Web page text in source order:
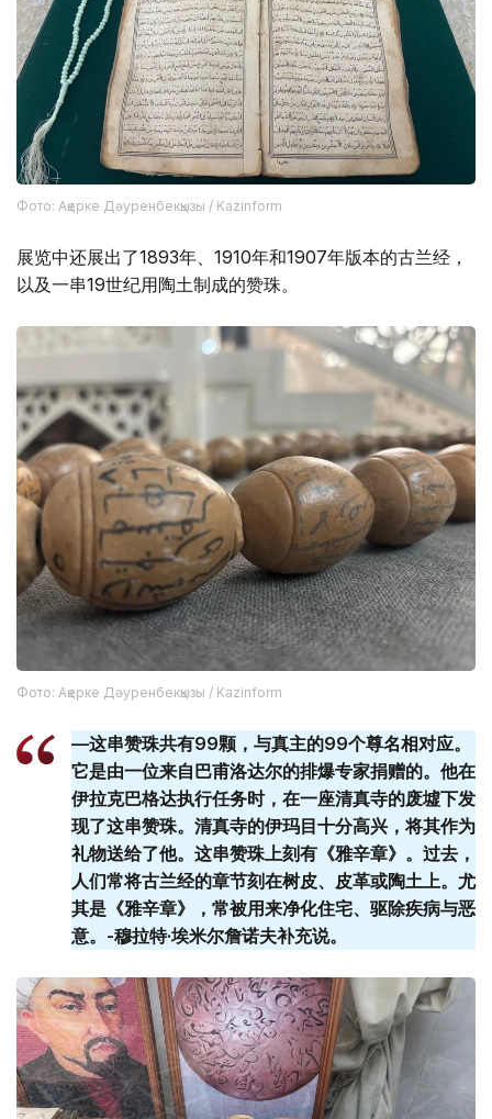
Фото: Ақерке Дәуренбекқызы / Kazinform
展览中还展出了1893年、1910年和1907年版本的古兰经，
以及一串19世纪用陶土制成的赞珠。
Фото: Ақерке Дәуренбекқызы / Kazinform
—这串赞珠共有99颗，与真主的99个尊名相对应。
它是由一位来自巴甫洛达尔的排爆专家捐赠的。他在
伊拉克巴格达执行任务时，在一座清真寺的废墟下发
现了这串赞珠。清真寺的伊玛目十分高兴，将其作为
礼物送给了他。这串赞珠上刻有《雅辛章》。过去，
人们常将古兰经的章节刻在树皮、皮革或陶土上。尤
其是《雅辛章》，常被用来净化住宅、驱除疾病与恶
意。-穆拉特·埃米尔詹诺夫补充说。